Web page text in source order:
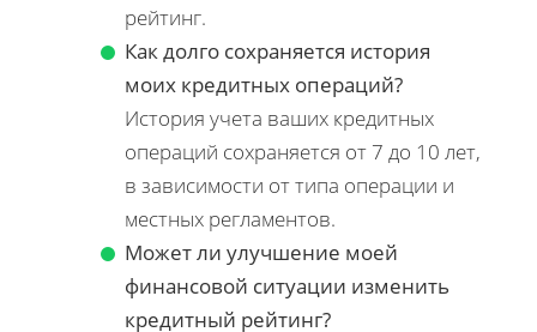
рейтинг.
Как долго сохраняется история
моих кредитных операций?
История учета ваших кредитных
операций сохраняется от 7 до 10 лет,
в зависимости от типа операции и
местных регламентов.
Может ли улучшение моей
финансовой ситуации изменить
кредитный рейтинг?